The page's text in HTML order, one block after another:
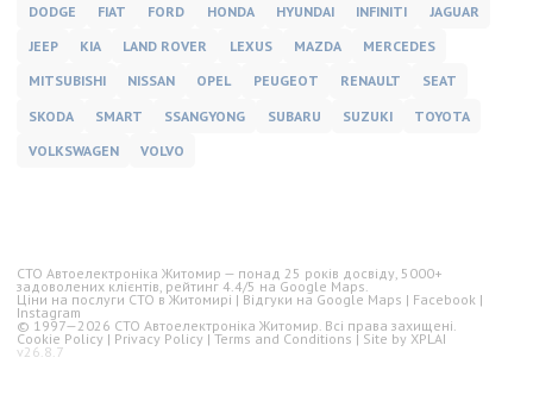
DODGE
FIAT FORD HONDA HYUNDAI INFINITI
JAGUAR
JEEP
KIA LAND ROVER LEXUS MAZDA
MERCEDES
MITSUBISHI
NISSAN OPEL PEUGEOT RENAULT
SEAT
SKODA
SMART SSANGYONG SUBARU SUZUKI
TOYOTA
VOLKSWAGEN
VOLVO
СТО Автоелектроніка Житомир — понад 25 років досвіду, 5000+
задоволених клієнтів, рейтинг4.4/5 на Google Maps.
Ціни на послуги СТО в Житомирі | Відгуки на Google Maps | Facebook |
Instagram
© 1997—2026 СТО Автоелектроніка Житомир. Всі права захищені.
Cookie Policy | Privacy Policy |Terms and Conditions | Site by XPLAI
v26.8.7